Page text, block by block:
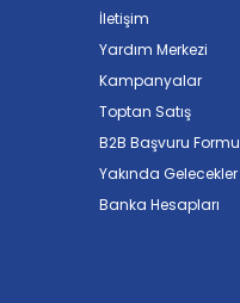
İletişim
Yardım Merkezi
Kampanyalar
Toptan Satış
B2B Başvuru Formu
Yakında Gelecekler
Banka Hesapları